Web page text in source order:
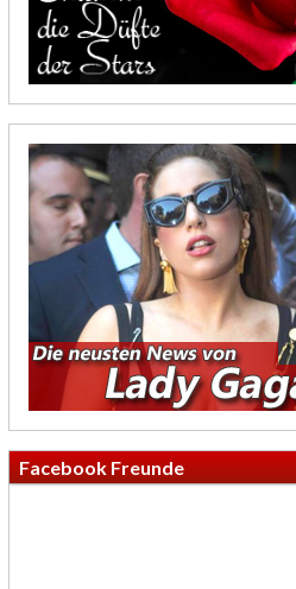
Facebook Freunde